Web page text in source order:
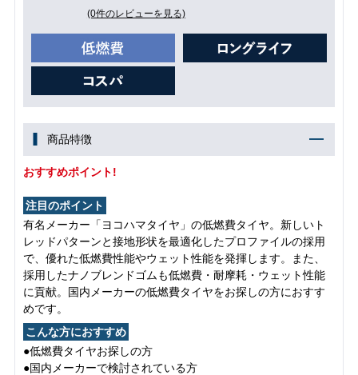
(0件のレビューを見る)
商品特徴
おすすめポイント!
注目のポイント
有名メーカー「ヨコハマタイヤ」の低燃費タイヤ。新しいト
レッドパターンと接地形状を最適化したプロファイルの採用
で、優れた低燃費性能やウェット性能を発揮します。また、
採用したナノブレンドゴムも低燃費・耐摩耗・ウェット性能
に貢献。国内メーカーの低燃費タイヤをお探しの方におすす
めです。
こんな方におすすめ
●低燃費タイヤお探しの方
●国内メーカーで検討されている方